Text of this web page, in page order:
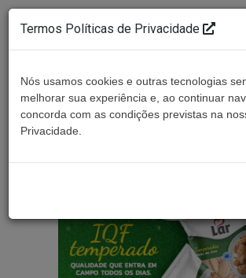
Termos Políticas de Privacidade
Nós usamos cookies e outras tecnologias
melhorar sua experiência e, ao continuar
concorda com as condições previstas na
Privacidade.